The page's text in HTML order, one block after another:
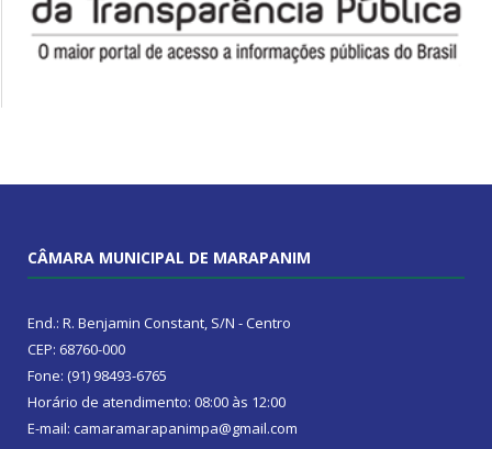
CÂMARA MUNICIPAL DE MARAPANIM
End.: R. Benjamin Constant, S/N - Centro
CEP: 68760-000
Fone: (91) 98493-6765
Horário de atendimento: 08:00 às 12:00
E-mail: camaramarapanimpa@gmail.com